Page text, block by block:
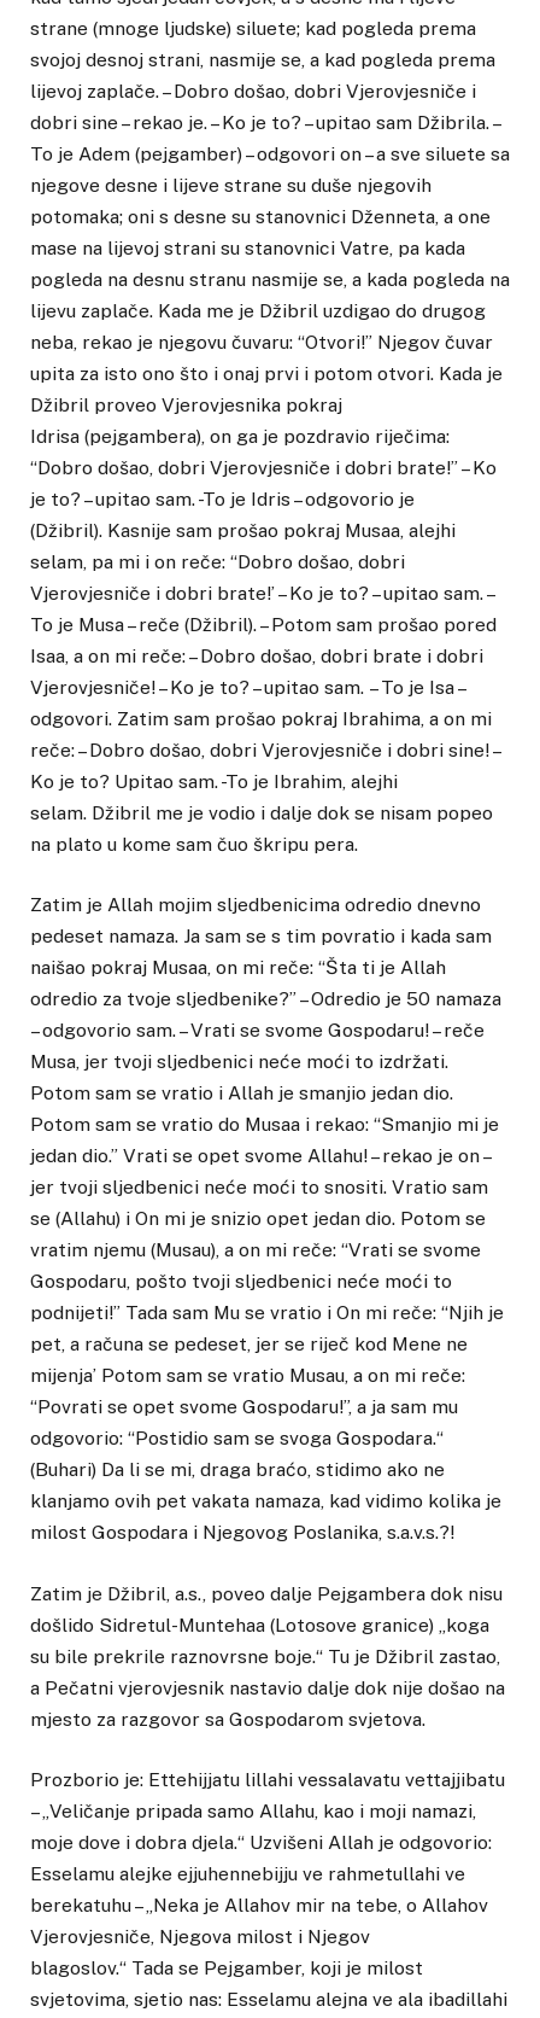
strane (mnoge ljudske) siluete; kad pogleda prema
svojoj desnoj strani, nasmije se, a kad pogleda prema
lijevoj zaplače. – Dobro došao, dobri Vjerovjesniče i
dobri sine – rekao je. – Ko je to? – upitao sam Džibrila. –
To je Adem (pejgamber) – odgovori on – a sve siluete sa
njegove desne i lijeve strane su duše njegovih
potomaka; oni s desne su stanovnici Dženneta, a one
mase na lijevoj strani su stanovnici Vatre, pa kada
pogleda na desnu stranu nasmije se, a kada pogleda na
lijevu zaplače. Kada me je Džibril uzdigao do drugog
neba, rekao je njegovu čuvaru: “Otvori!” Njegov čuvar
upita za isto ono što i onaj prvi i potom otvori. Kada je
Džibril proveo Vjerovjesnika pokraj
Idrisa (pejgambera), on ga je pozdravio riječima:
“Dobro došao, dobri Vjerovjesniče i dobri brate!” – Ko
je to? – upitao sam. -To je Idris – odgovorio je
(Džibril). Kasnije sam prošao pokraj Musaa, alejhi
selam, pa mi i on reče: “Dobro došao, dobri
Vjerovjesniče i dobri brate!’ – Ko je to? – upitao sam. –
To je Musa – reče (Džibril). – Potom sam prošao pored
Isaa, a on mi reče: – Dobro došao, dobri brate i dobri
Vjerovjesniče! – Ko je to? – upitao sam. – To je Isa –
odgovori. Zatim sam prošao pokraj Ibrahima, a on mi
reče: – Dobro došao, dobri Vjerovjesniče i dobri sine! –
Ko je to? Upitao sam. -To je Ibrahim, alejhi
selam. Džibril me je vodio i dalje dok se nisam popeo
na plato u kome sam čuo škripu pera.
Zatim je Allah mojim sljedbenicima odredio dnevno
pedeset namaza. Ja sam se s tim povratio i kada sam
naišao pokraj Musaa, on mi reče: “Šta ti je Allah
odredio za tvoje sljedbenike?” – Odredio je 50 namaza
– odgovorio sam. – Vrati se svome Gospodaru! – reče
Musa, jer tvoji sljedbenici neće moći to izdržati.
Potom sam se vratio i Allah je smanjio jedan dio.
Potom sam se vratio do Musaa i rekao: “Smanjio mi je
jedan dio.” Vrati se opet svome Allahu! – rekao je on –
jer tvoji sljedbenici neće moći to snositi. Vratio sam
se (Allahu) i On mi je snizio opet jedan dio. Potom se
vratim njemu (Musau), a on mi reče: “Vrati se svome
Gospodaru, pošto tvoji sljedbenici neće moći to
podnijeti!” Tada sam Mu se vratio i On mi reče: “Njih je
pet, a računa se pedeset, jer se riječ kod Mene ne
mijenja’ Potom sam se vratio Musau, a on mi reče:
“Povrati se opet svome Gospodaru!”, a ja sam mu
odgovorio: “Postidio sam se svoga Gospodara.“
(Buhari) Da li se mi, draga braćo, stidimo ako ne
klanjamo ovih pet vakata namaza, kad vidimo kolika je
milost Gospodara i Njegovog Poslanika, s.a.v.s.?!
Zatim je Džibril, a.s., poveo dalje Pejgambera dok nisu
došlido Sidretul-Muntehaa (Lotosove granice) „koga
su bile prekrile raznovrsne boje.“ Tu je Džibril zastao,
a Pečatni vjerovjesnik nastavio dalje dok nije došao na
mjesto za razgovor sa Gospodarom svjetova.
Prozborio je: Ettehijjatu lillahi vessalavatu vettajjibatu
– „Veličanje pripada samo Allahu, kao i moji namazi,
moje dove i dobra djela.“ Uzvišeni Allah je odgovorio:
Esselamu alejke ejjuhennebijju ve rahmetullahi ve
berekatuhu – „Neka je Allahov mir na tebe, o Allahov
Vjerovjesniče, Njegova milost i Njegov
blagoslov.“ Tada se Pejgamber, koji je milost
svjetovima, sjetio nas: Esselamu alejna ve ala ibadillahi